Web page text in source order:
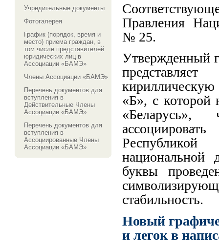
Учредительные документы
Фотогалерея
График (порядок, время и
место) приема граждан, в
том числе представителей
юридических лиц в
Ассоциации «БАМЭ»
Члены Ассоциации «БАМЭ»
Перечень документов для
вступления в
Действительные Члены
Ассоциации «БАМЭ»
Перечень документов для
вступления в
Ассоциированные Члены
Ассоциации «БАМЭ»
Правления
№ 25.
Утвержденный
кириллическую
«Б», с которой
«Беларусь»,
национальной
буквы
стабильность.
Новый
и легок в